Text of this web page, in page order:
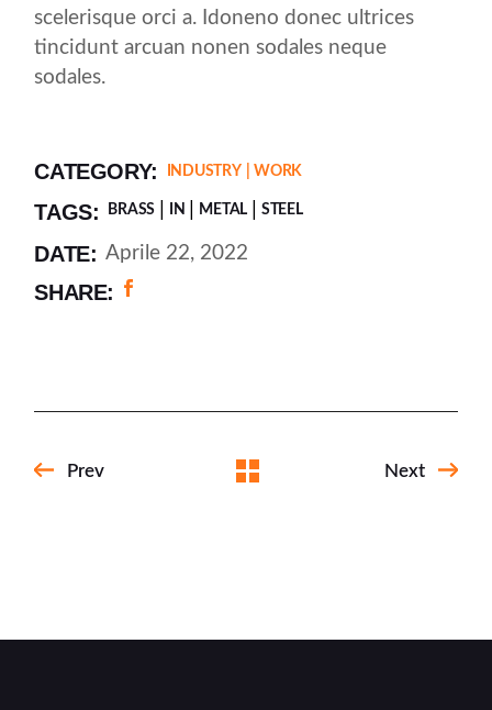
scelerisque orci a. Idoneno donec ultrices
tincidunt arcuan nonen sodales neque
sodales.
CATEGORY: INDUSTRY WORK
TAGS: BRASS IN METAL STEEL
DATE: Aprile 22, 2022
SHARE:
Prev Next